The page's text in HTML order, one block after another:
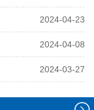
2024-04-23
2024-04-08
2024-03-27